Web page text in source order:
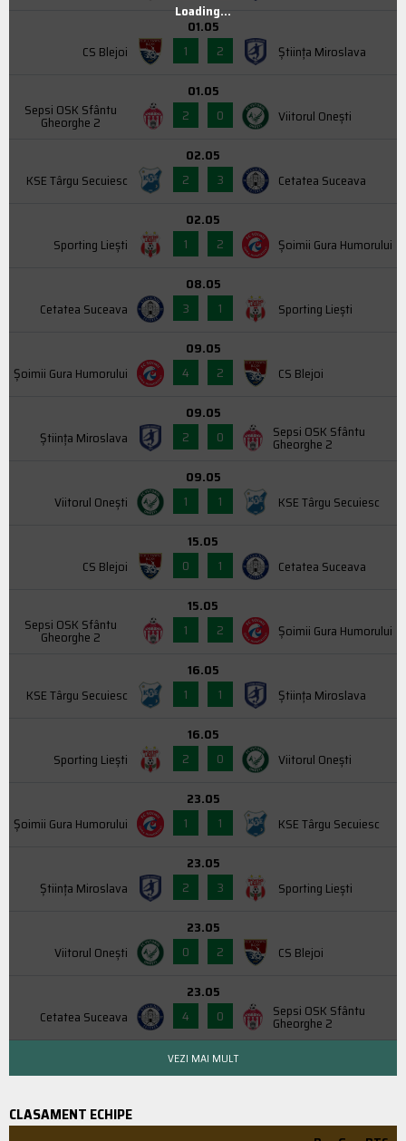
CS Blejoi
01.05
1
2 Știința Miroslava
Sepsi OSK Sfântu
Gheorghe 2
01.05
2
0 Viitorul Onești
KSE Târgu Secuiesc
02.05
2
3 Cetatea Suceava
Sporting Liești
02.05
1
2 Şoimii Gura Humorului
Cetatea Suceava
08.05
3
1 Sporting Liești
Şoimii Gura Humorului
09.05
4
2 CS Blejoi
Știința Miroslava
09.05
2
0 Sepsi OSK Sfântu
Gheorghe 2
Viitorul Onești
09.05
1
1 KSE Târgu Secuiesc
CS Blejoi
15.05
0
1 Cetatea Suceava
Sepsi OSK Sfântu
Gheorghe 2
15.05
1
2 Şoimii Gura Humorului
KSE Târgu Secuiesc
16.05
1
1 Știința Miroslava
Sporting Liești
16.05
2
0 Viitorul Onești
Şoimii Gura Humorului
23.05
1
1 KSE Târgu Secuiesc
Știința Miroslava
23.05
2
3 Sporting Liești
Viitorul Onești
23.05
0
2 CS Blejoi
Cetatea Suceava
23.05
4
0 Sepsi OSK Sfântu
Gheorghe 2
Loading...
VEZI MAI MULT
CLASAMENT ECHIPE